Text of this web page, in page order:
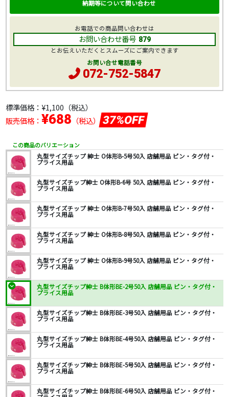
標準価格： ¥1,100 （税込）
販売価格： ¥688 （税込） 37%OFF
この商品のバリエーション
丸型サイズチップ 紳士 O体形B-5号50入 店舗用品 ピン・タグ付・
プライス用品
丸型サイズチップ紳士 O体形B-6号 50入 店舗用品 ピン・タグ付・
プライス用品
丸型サイズチップ 紳士 O体形B-7号50入 店舗用品 ピン・タグ付・
プライス用品
丸型サイズチップ 紳士 O体形B-8号50入 店舗用品 ピン・タグ付・
プライス用品
丸型サイズチップ 紳士 O体形B-9号50入 店舗用品 ピン・タグ付・
プライス用品
丸型サイズチップ紳士 B体形BE-2号50入 店舗用品 ピン・タグ付・
プライス用品
丸型サイズチップ紳士 B体形BE-3号50入 店舗用品 ピン・タグ付・
プライス用品
丸型サイズチップ紳士 B体形BE-4号50入 店舗用品 ピン・タグ付・
プライス用品
丸型サイズチップ紳士 B体形BE-5号50入 店舗用品 ピン・タグ付・
プライス用品
丸型サイズチップ紳士 B体形BE-6号50入 店舗用品 ピン・タグ付・
納期等について問い合わせ
お電話での商品問い合わせは
お問い合わせ番号 879
とお伝えいただくとスムーズにご案内できます
お問い合せ電話番号
072-752-5847